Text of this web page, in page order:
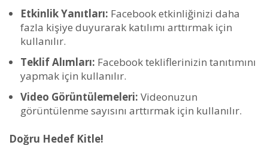
Etkinlik Yanıtları: Facebook etkinliğinizi daha
fazla kişiye duyurarak katılımı arttırmak için
kullanılır.
Teklif Alımları: Facebook tekliflerinizin tanıtımını
yapmak için kullanılır.
Video Görüntülemeleri: Videonuzun
görüntülenme sayısını arttırmak için kullanılır.
Doğru Hedef Kitle!